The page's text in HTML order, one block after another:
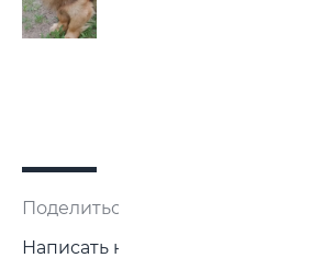
Поделиться:
Написать нам